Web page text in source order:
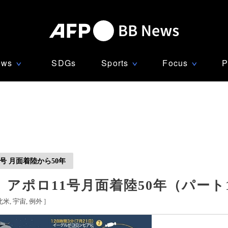
∨ SDGs Sports ∨ Focus ∨
月面着陸から50年
ポロ11号月面着陸50年（パー
米 宇宙 例外 ]